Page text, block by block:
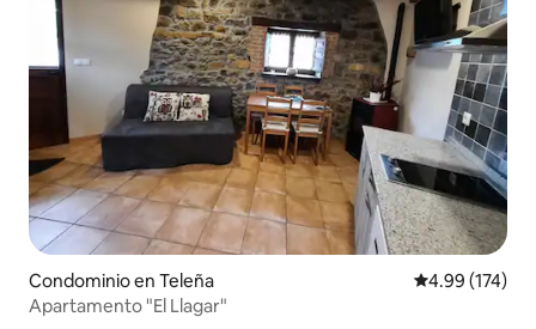
Condominio en Teleña Calificación
4.99 (174)
Apartamento "El Llagar"